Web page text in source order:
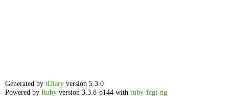
Generated by tDiary version 5.3.0
Powered by Ruby version 3.3.8-p144 with ruby-fcgi-ng